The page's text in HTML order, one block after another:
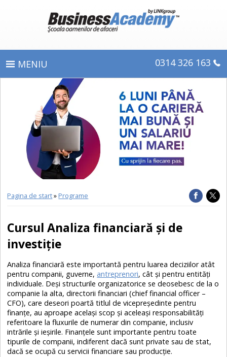
0314 326 163
CE OBŢINEŢI
E-LEARNING
Pagina de start»Programe
Cursul Analiza financiară și de
investiție
Analiza financiară este importantă pentru luarea deciziilor atât
pentru companii, guverne,antreprenori, cât și pentru entități
individuale. Deși structurile organizatorice se deosebesc de la o
companie la alta, directorii financiari (chief financial officer –
CFO), care deseori poartă titlul de vicepreședinte pentru
finanțe, au aproape același scop și aceleași responsabilități
referitoare la fluxurile de numerar din companie, inclusiv
intrările și ieșirile. Finanțele sunt importante pentru toate
tipurile de companii, indiferent dacă sunt private sau de stat,
dacă se ocupă cu servicii financiare sau producție.